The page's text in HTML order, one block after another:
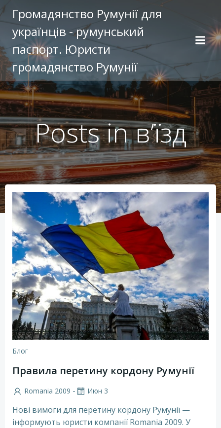
к
содержимому
Громадянство Румунії для
українців - румунський
паспорт. Юристи
громадянство Румунії
Posts in в’їзд
Блог
Правила перетину кордону Румунії
Romania 2009 - Июн 3
Нові вимоги для перетину кордону Румунії —
інформують юристи компанії Romania 2009. У